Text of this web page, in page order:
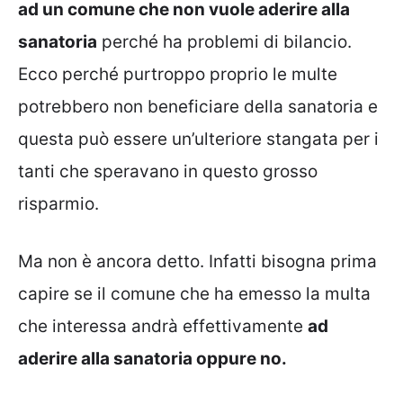
ad un comune che non vuole aderire alla
sanatoria perché ha problemi di bilancio.
Ecco perché purtroppo proprio le multe
potrebbero non beneficiare della sanatoria e
questa può essere un’ulteriore stangata per i
tanti che speravano in questo grosso
risparmio.
Ma non è ancora detto. Infatti bisogna prima
capire se il comune che ha emesso la multa
che interessa andrà effettivamente ad
aderire alla sanatoria oppure no.